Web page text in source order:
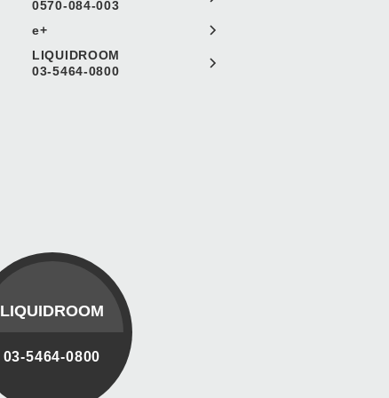
0570-084-003
e+
LIQUIDROOM
03-5464-0800
LIQUIDROOM
03-5464-0800